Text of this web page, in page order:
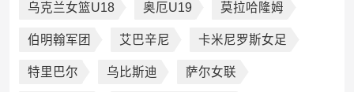
乌克兰女篮U18 奥厄U19 莫拉哈隆姆
伯明翰军团 艾巴辛尼 卡米尼罗斯女足
特里巴尔 乌比斯迪 萨尔女联